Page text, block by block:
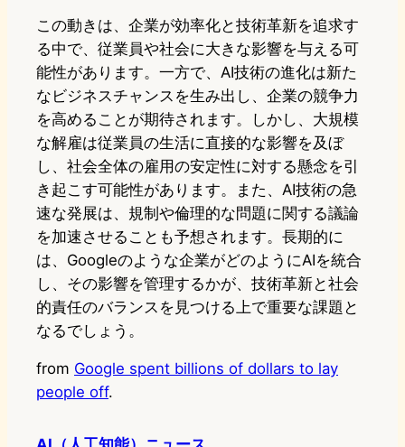
この動きは、企業が効率化と技術革新を追求す
る中で、従業員や社会に大きな影響を与える可
能性があります。一方で、AI技術の進化は新た
なビジネスチャンスを生み出し、企業の競争力
を高めることが期待されます。しかし、大規模
な解雇は従業員の生活に直接的な影響を及ぼ
し、社会全体の雇用の安定性に対する懸念を引
き起こす可能性があります。また、AI技術の急
速な発展は、規制や倫理的な問題に関する議論
を加速させることも予想されます。長期的に
は、Googleのような企業がどのようにAIを統合
し、その影響を管理するかが、技術革新と社会
的責任のバランスを見つける上で重要な課題と
なるでしょう。
from Google spent billions of dollars to lay
people off.